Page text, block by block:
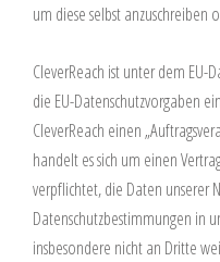
um diese selbst
CleverReach ist unter dem
die EU-Datenschutzvorgaben
CleverReach einen
handelt es sich um einen
verpflichtet, die Daten unserer
Datenschutzbestimmungen in
insbesondere nicht an Dritte